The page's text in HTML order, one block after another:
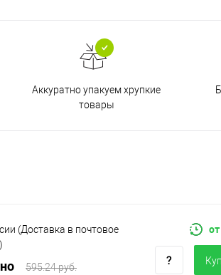
Аккуратно упакуем хрупкие
товары
(Доставка в почтовое
595.24 руб.